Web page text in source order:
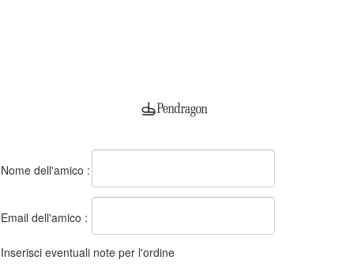
Nome dell'amico :
Email dell'amico :
Inserisci eventuali note per l'ordine